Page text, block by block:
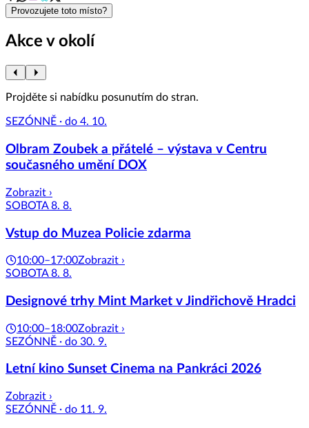
Provozujete toto místo?
Akce v okolí
Projděte si nabídku posunutím do stran.
SEZÓNNĚ · do 4. 10.
Olbram Zoubek a přátelé – výstava v Centru
současného umění DOX
Zobrazit ›
SOBOTA 8. 8.
Vstup do Muzea Policie zdarma
10:00–17:00Zobrazit ›
SOBOTA 8. 8.
Designové trhy Mint Market v Jindřichově Hradci
10:00–18:00Zobrazit ›
SEZÓNNĚ · do 30. 9.
Letní kino Sunset Cinema na Pankráci 2026
Zobrazit ›
SEZÓNNĚ · do 11. 9.